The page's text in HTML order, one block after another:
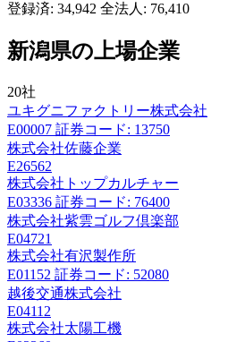
登録済: 34,942 全法人: 76,410
新潟県の上場企業
20社
ユキグニファクトリー株式会社
E00007 証券コード: 13750
株式会社佐藤企業
E26562
株式会社トップカルチャー
E03336 証券コード: 76400
株式会社紫雲ゴルフ倶楽部
E04721
株式会社有沢製作所
E01152 証券コード: 52080
越後交通株式会社
E04112
株式会社太陽工機